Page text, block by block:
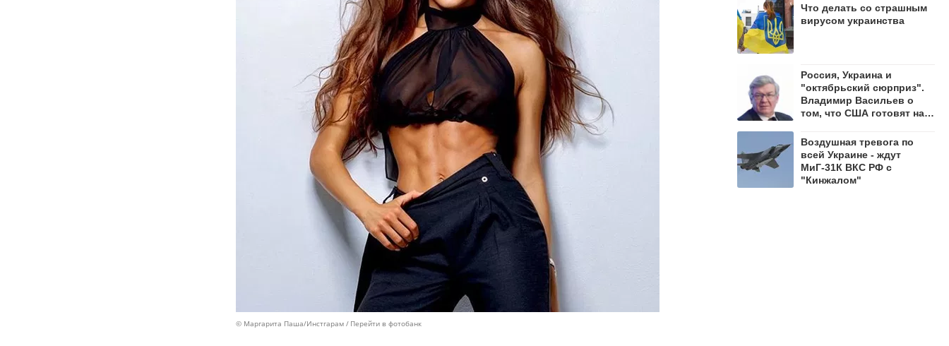
© Маргарита Паша/Инстгарам Перейти в фотобанк
Что делать со страшным
вирусом украинства
Россия, Украина и
"октябрьский сюрприз".
Владимир Васильев о
том, что США готовят на
Воздушная тревога по
всей Украине - ждут
МиГ-31К ВКС РФ с
"Кинжалом"